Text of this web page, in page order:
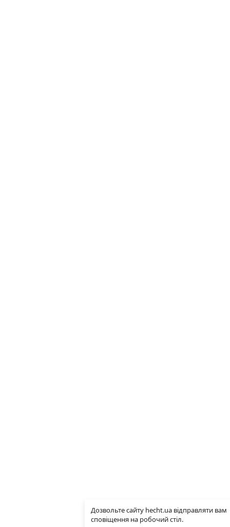
Дозвольте сайту hecht.ua відправляти вам
сповіщення на робочий стіл.